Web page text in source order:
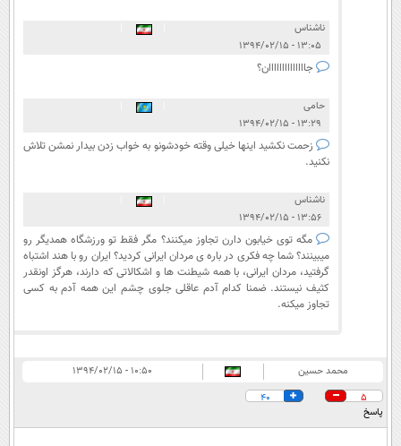
ناشناس
۱۳:۰۵ - ۱۳۹۴/۰۲/۱۵
جاااااااااااااان؟
حامی
۱۳:۲۹ - ۱۳۹۴/۰۲/۱۵
زحمت نکشید اینها خیلی وقته خودشونو به خواب زدن بیدار نمشن تلاش
نکنید.
ناشناس
۱۳:۵۶ - ۱۳۹۴/۰۲/۱۵
مگه توی خیابون دارن تجاوز میکنند؟ مگر فقط تو ورزشگاه همدیگر رو
میبینند؟ شما چه فکری در باره ی مردان ایرانی کردید؟ ایران رو با هند اشتباه
گرفتید، مردان ایرانی، با همه شیطنت ها و اشکالاتی که دارند، هرگز اونقدر
کثیف نیستند. ضمنا کدام آدم عاقلی جلوی چشم این همه آدم به کسی
تجاوز میکنه.
محمد حسین
۱۰:۵۰ - ۱۳۹۴/۰۲/۱۵
5
40
پاسخ